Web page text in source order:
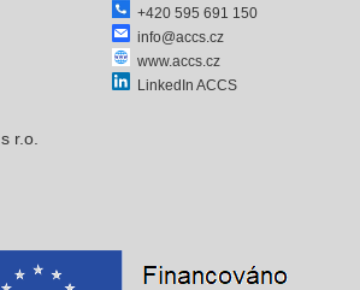
+420 595 691 150
info@accs.cz
www.accs.cz
LinkedIn ACCS
r.o.